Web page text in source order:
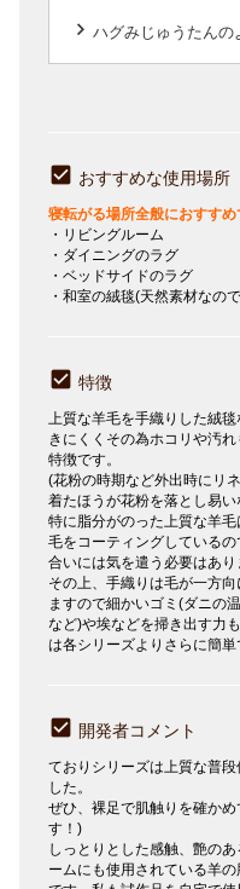
keyboard_arrow_right ハグみじゅうたんの
おすすめな使用場所
寝転がる場所全般におすすめ
・リビングルーム
・ダイニングのラグ
・ベッドサイドのラグ
・和室の絨毯(天然素材なの
特徴
上質な羊毛を手織りした絨
きにくくその為ホコリや汚
特徴です。
(花粉の時期など外出時にリ
着たほうが花粉を落とし易
特に脂分がのった上質な羊
毛をコーティングしている
合いには気を遣う必要はあり
その上、手織りは毛が一方
ますので細かいゴミ(ダニの
など)や埃などを掃き出す力
は各シリーズよりさらに簡単
開発者コメント
ておりシリーズは上質な普
した。
ぜひ、裸足で肌触りを確か
す！)
しっとりとした感触、艶の
ームにも使用されている羊